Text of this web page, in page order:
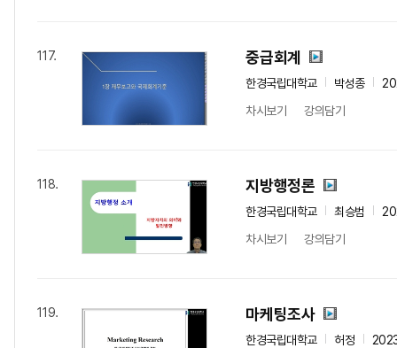
117. 중급회계
한경국립대학교 박성종
차시보기
강의담기
118. 지방행정론
한경국립대학교 최승범
차시보기
강의담기
119. 마케팅조사
한경국립대학교 허정